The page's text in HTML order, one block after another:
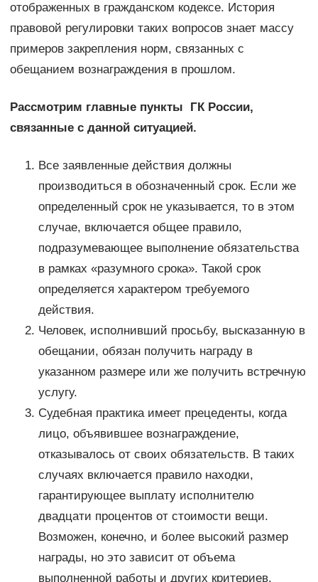
отображенных в гражданском кодексе. История
правовой регулировки таких вопросов знает массу
примеров закрепления норм, связанных с
обещанием вознаграждения в прошлом.
Рассмотрим главные пункты ГК России,
связанные с данной ситуацией.
Все заявленные действия должны
производиться в обозначенный срок. Если же
определенный срок не указывается, то в этом
случае, включается общее правило,
подразумевающее выполнение обязательства
в рамках «разумного срока». Такой срок
определяется характером требуемого
действия.
Человек, исполнивший просьбу, высказанную в
обещании, обязан получить награду в
указанном размере или же получить встречную
услугу.
Судебная практика имеет прецеденты, когда
лицо, объявившее вознаграждение,
отказывалось от своих обязательств. В таких
случаях включается правило находки,
гарантирующее выплату исполнителю
двадцати процентов от стоимости вещи.
Возможен, конечно, и более высокий размер
награды, но это зависит от объема
выполненной работы и других критериев.